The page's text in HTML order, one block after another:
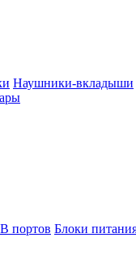
Наушники-вкладыши
портов Блоки